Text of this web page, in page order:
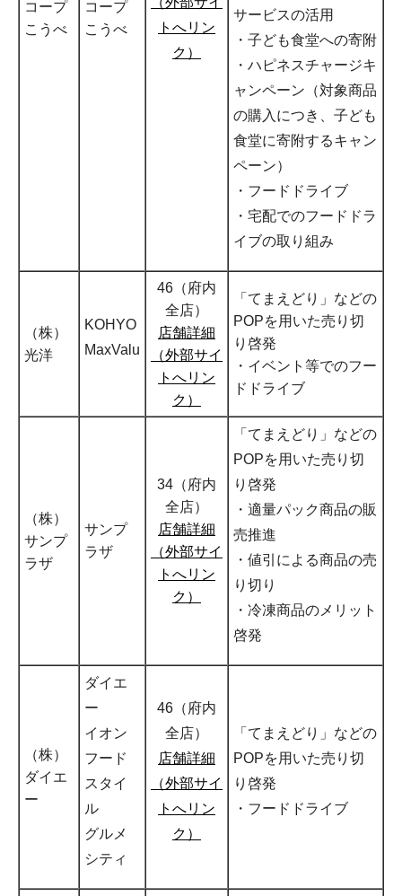
コープ
こうべ
コープ
こうべ
トへリン
ク）
サービスの活用
・子ども食堂への寄附
・ハピネスチャージキ
ャンペーン（対象商品
の購入につき、子ども
食堂に寄附するキャン
ペーン）
・フードドライブ
・宅配でのフードドラ
イブの取り組み
（株）
光洋
KOHYO
MaxValu
46（府内
全店）
店舗詳細
（外部サイ
トへリン
ク）
「てまえどり」などの
POPを用いた売り切
り啓発
・イベント等でのフー
ドドライブ
（株）
サンプ
ラザ
サンプ
ラザ
34（府内
全店）
店舗詳細
（外部サイ
トへリン
ク）
「てまえどり」などの
POPを用いた売り切
り啓発
・適量パック商品の販
売推進
・値引による商品の売
り切り
・冷凍商品のメリット
啓発
（株）
ダイエ
ー
ダイエ
ー
イオン
フード
スタイ
ル
グルメ
シティ
46（府内
全店）
店舗詳細
（外部サイ
トへリン
ク）
「てまえどり」などの
POPを用いた売り切
り啓発
・フードドライブ